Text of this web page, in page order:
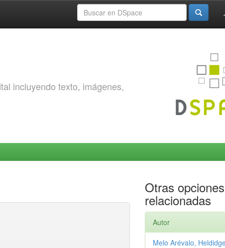
incluyendo texto, imágenes,
Otras opciones
relacionadas
Autor
Melo Arévalo,